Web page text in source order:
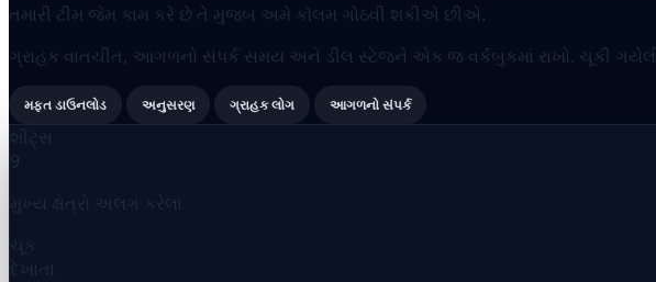
તમારી ટીમ જેમ કામ કરે છે તે મુજબ અમે કૉલમ ગોઠવી શકીએ છીએ.
ગ્રાહક વાતચીત, આગળનો સંપર્ક સમય અને ડીલ સ્ટેજને એક જ વર્કબુકમાં રાખો. ચૂકી ગયેલી
મફત ડાઉનલોડ અનુસરણ ગ્રાહક લોગ આગળનો સંપર્ક
શીટ્સ
9
મુખ્ય ક્ષેત્રો અલગ કરેલા
ચૂક
દેખાતા